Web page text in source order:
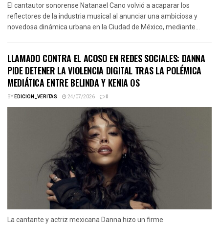
El cantautor sonorense Natanael Cano volvió a acaparar los
reflectores de la industria musical al anunciar una ambiciosa y
novedosa dinámica urbana en la Ciudad de México, mediante...
LLAMADO CONTRA EL ACOSO EN REDES SOCIALES: DANNA
PIDE DETENER LA VIOLENCIA DIGITAL TRAS LA POLÉMICA
MEDIÁTICA ENTRE BELINDA Y KENIA OS
BYEDICION_VERITAS 24/07/2026 0
La cantante y actriz mexicana Danna hizo un firme